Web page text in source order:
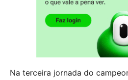
Na terceira jornada do